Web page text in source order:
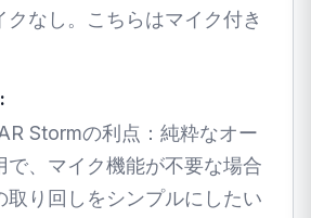
クなし。こちらはマイク付き
Stormの利点：純粋なオー
で、マイク機能が不要な場合
取り回しをシンプルにしたい